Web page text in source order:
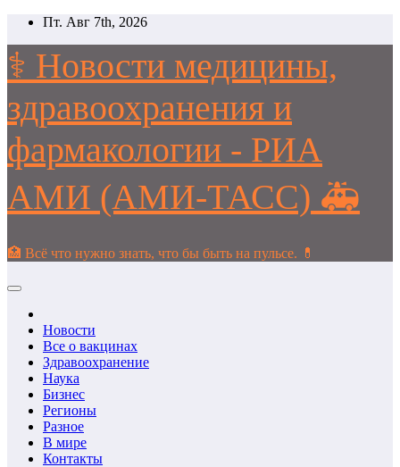
Перейти
содержимому
Пт. Авг 7th, 2026
⚕️ Новости медицины,
здравоохранения и
фармакологии - РИА
АМИ (АМИ-ТАСС) 🚑
🏥 Всё что нужно знать, что бы быть на пульсе. 💊
Новости
Все о вакцинах
Здравоохранение
Наука
Бизнес
Регионы
Разное
В мире
Контакты